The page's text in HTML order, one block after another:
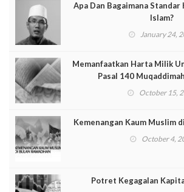
Apa Dan Bagaimana
Islam?
January 24,
Memanfaatkan Harta Milik
Pasal 140
October 15,
Kemenangan Kaum Muslim
October 4,
Potret Kegagalan